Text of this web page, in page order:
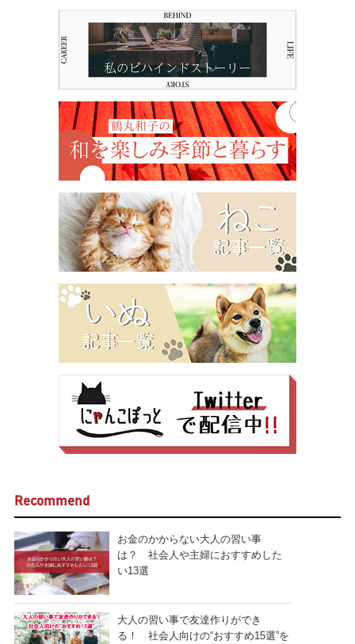
Recommend
お金のかからない大人の習い事
は？ 社会人や主婦におすすめした
い13選
大人の習い事で友達作りができ
る！ 社会人向けの“おすすめ15選”を